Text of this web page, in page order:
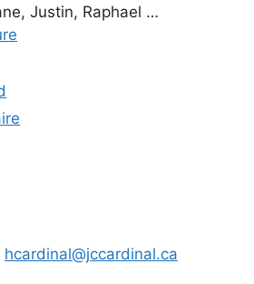
Justin, Raphael …
hcardinal@jccardinal.ca